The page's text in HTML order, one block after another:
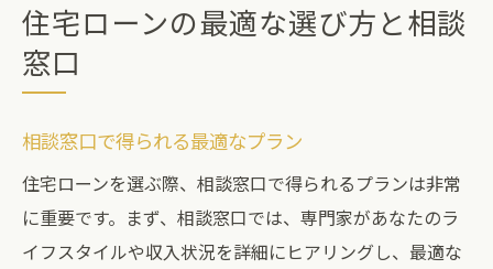
住宅ローンの最適な選び方と相談
窓口
相談窓口で得られる最適なプラン
住宅ローンを選ぶ際、相談窓口で得られるプランは非常
に重要です。まず、相談窓口では、専門家があなたのラ
イフスタイルや収入状況を詳細にヒアリングし、最適な